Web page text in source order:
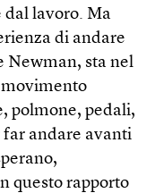
dal lavoro. Ma
di andare
Newman, sta nel
polmone, pedali,
far andare avanti
questo rapporto